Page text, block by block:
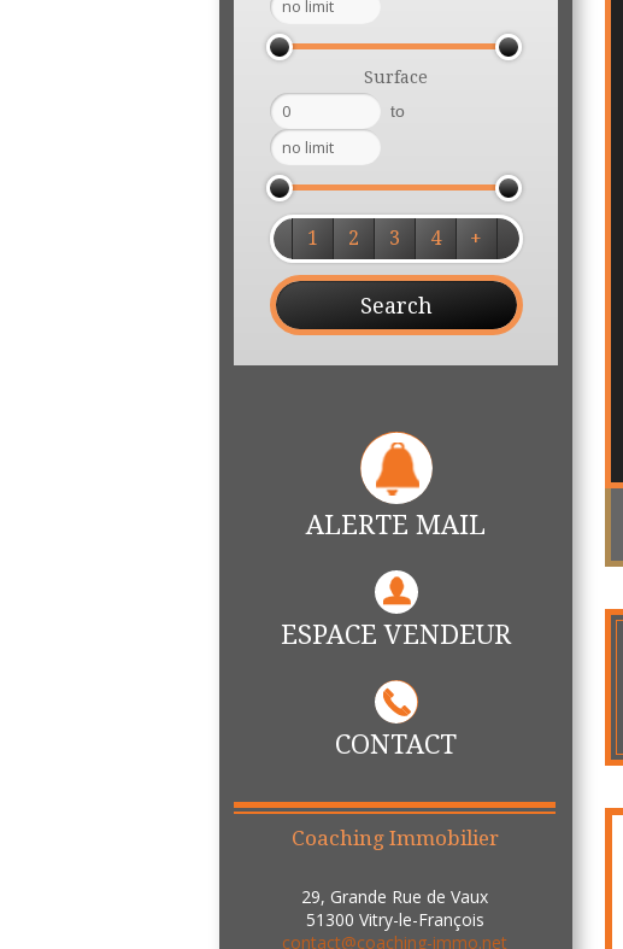
Surface
to
1 2 3 4 +
ALERTE MAIL
ESPACE VENDEUR
CONTACT
Coaching Immobilier
29, Grande Rue de Vaux
51300 Vitry-le-François
contact@coaching-immo.net